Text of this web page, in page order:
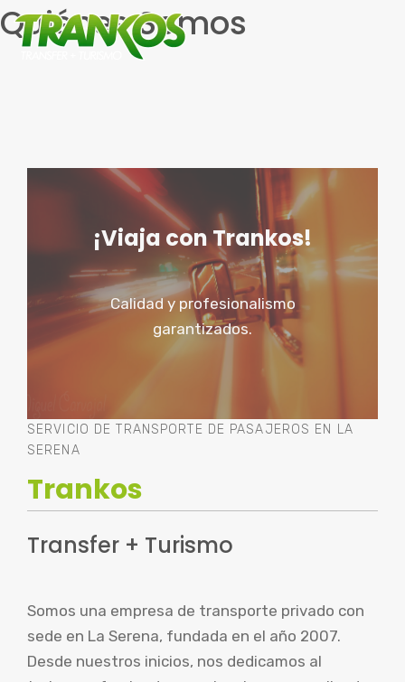
Saltar
al
Quiénes Somos
¡Viaja con Trankos!
Calidad y profesionalismo
garantizados.
SERVICIO DE TRANSPORTE DE PASAJEROS EN LA
SERENA
Trankos
Transfer + Turismo
Somos una empresa de transporte privado con
sede en La Serena, fundada en el año 2007.
Desde nuestros inicios, nos dedicamos al